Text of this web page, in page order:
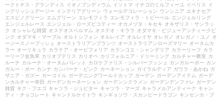
ークトチス・グランディス
イオノプシディウム イソトマ イチゴのミルフィーユ イベリス
イ
ングリッシュデージー インテリアグリーン ウォールデコレーション ウンシニア エキナセア
エスピノグリーン エムグリーン エレモフィラ エレモフィラ・トビーベル エンジェルリング
エンジェルレース
エンジェル・ローズピコティー オカメヅタ・キセキ オキザリス・サンラッ
ク
オシャレな雑貨 オステオスペルマム オステオ・キララ
オダマキ・ビジューアンティークピ
ンク
オダマキ・マーブル オルトシフォン オルレイア オルレイヤ オレガノ オレガノ・ユノ
オ
ージースノーブッシュ
オーストラリアンプランツ オーストラリアンローズマリー オータムカ
ラー オーリキュラ カラテア・オービフォリア カランコエ・シャンデリア カラーリーフ カラ
ーリーフ金魚草 カリオプテリス カリオペ カリフォルニア・ドリーミング カルチャー教室 カ
ルーナ カルーナ・オータムパレット カロケファリス・シルバーブッシュ カンガルーポー カン
ガルー・ポー カンナ カンパーナ・ピンク カーネーション ガイラルディア ガウラ・あかね ガ
ザニア・ガズー ガーゴイル ガーデニングワールドカップ ガーデン ガーデンアイテム ガーデ
ンカルチャー幸田
ガーデンカーネーション ガーデンシクラメン ガーデンデンファレ ガーデン
雑貨 キク・フエゴ キャツラ・ジュピター キャツラ・マーズ キャラメルアンティーク
キャン
ディ・チョコレート
キャンドルケイトウ キンギョソウ・スカンピードラゴン キンセンカ・ブ